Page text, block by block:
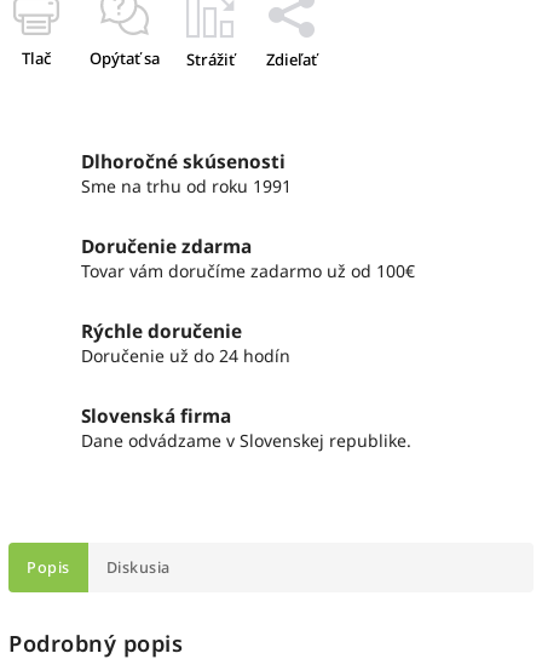
Tlač Opýtať sa Strážiť Zdieľať
Dlhoročné skúsenosti
Sme na trhu od roku 1991
Doručenie zdarma
Tovar vám doručíme zadarmo už od 100€
Rýchle doručenie
Doručenie už do 24 hodín
Slovenská firma
Dane odvádzame v Slovenskej republike.
Popis Diskusia
Podrobný popis